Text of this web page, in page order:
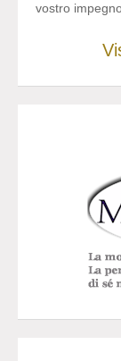
vostro